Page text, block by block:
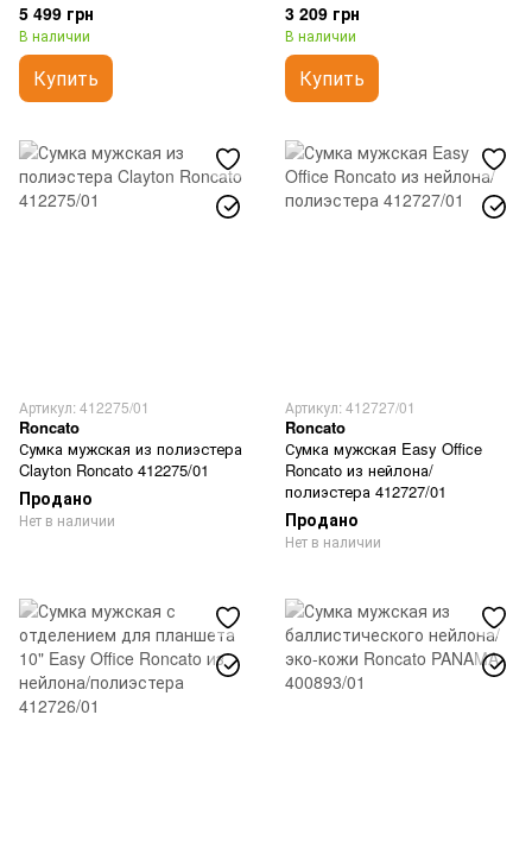
5 499 грн
В наличии
Купить
3 209 грн
В наличии
Купить
Артикул: 412275/01
Roncato
Сумка мужская из полиэстера
Clayton Roncato 412275/01
Продано
Нет в наличии
Артикул: 412727/01
Roncato
Сумка мужская Easy Office
Roncato из нейлона/
полиэстера 412727/01
Продано
Нет в наличии